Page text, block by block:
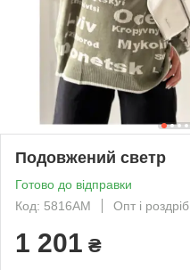
Подовжений светр
Готово до відправки
Код: 5816АМ
Опт і роздріб
1 201 ₴